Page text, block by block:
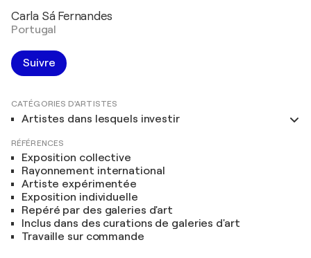
Carla Sá Fernandes
Portugal
Suivre
CATÉGORIES D'ARTISTES
Artistes dans lesquels investir
RÉFÉRENCES
Exposition collective
Rayonnement international
Artiste expérimentée
Exposition individuelle
Repéré par des galeries d'art
Inclus dans des curations de galeries d'art
Travaille sur commande